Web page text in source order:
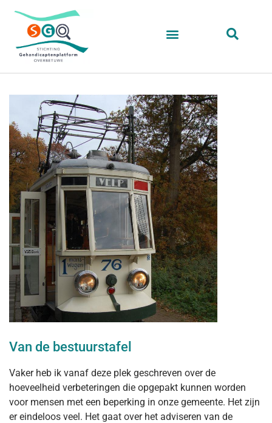
Van de bestuurstafel
Vaker heb ik vanaf deze plek geschreven over de
hoeveelheid verbeteringen die opgepakt kunnen worden
voor mensen met een beperking in onze gemeente. Het zijn
er eindeloos veel. Het gaat over het adviseren van de